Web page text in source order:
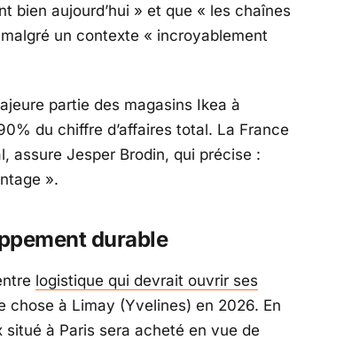
bien aujourd’hui » et que « les chaînes
malgré un contexte « incroyablement
partie des magasins Ikea à
du chiffre d’affaires total. La France
assure Jesper Brodin, qui précise :
».
durable
logistique qui devrait ouvrir ses
chose à Limay (Yvelines) en 2026. En
à Paris sera acheté en vue de